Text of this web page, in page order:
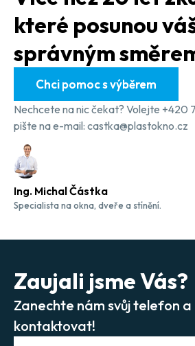
které posunou
správným
Chci pomoc s výběrem
Nechcete na nic čekat? Volejte +420
pište na e-mail: castka@plastokno.cz
Ing. Michal Částka
Specialista na okna, dveře a stínění.
Zaujali jsme Vás?
Zanechte nám svůj telefon a
kontaktovat!